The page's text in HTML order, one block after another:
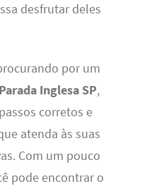
desfrutar deles
por um
Inglesa SP,
corretos e
atenda às suas
Com um pouco
pode encontrar o